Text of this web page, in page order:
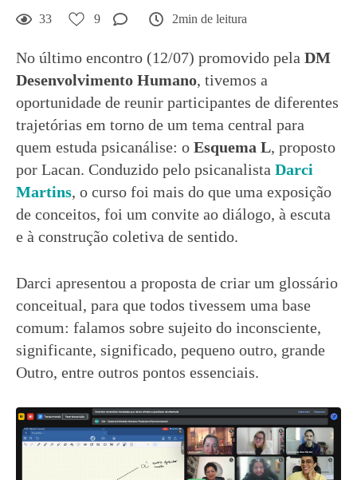
33 9 2min de leitura
No último encontro (12/07) promovido pela DM
Desenvolvimento Humano, tivemos a
oportunidade de reunir participantes de diferentes
trajetórias em torno de um tema central para
quem estuda psicanálise: o Esquema L, proposto
por Lacan. Conduzido pelo psicanalista Darci
Martins, o curso foi mais do que uma exposição
de conceitos, foi um convite ao diálogo, à escuta
e à construção coletiva de sentido.
Darci apresentou a proposta de criar um glossário
conceitual, para que todos tivessem uma base
comum: falamos sobre sujeito do inconsciente,
significante, significado, pequeno outro, grande
Outro, entre outros pontos essenciais.